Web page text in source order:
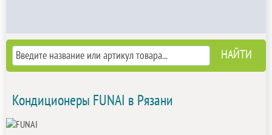
Кондиционеры FUNAI в Рязани